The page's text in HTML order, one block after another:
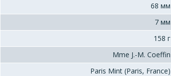
68 мм
7 мм
158 г
Mme J.-М. Coeffin
Paris Mint (Paris, France)